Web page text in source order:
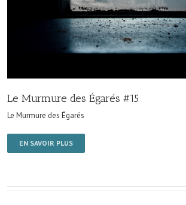
Le Murmure des Égarés #15
Le Murmure des Égarés
EN SAVOIR PLUS